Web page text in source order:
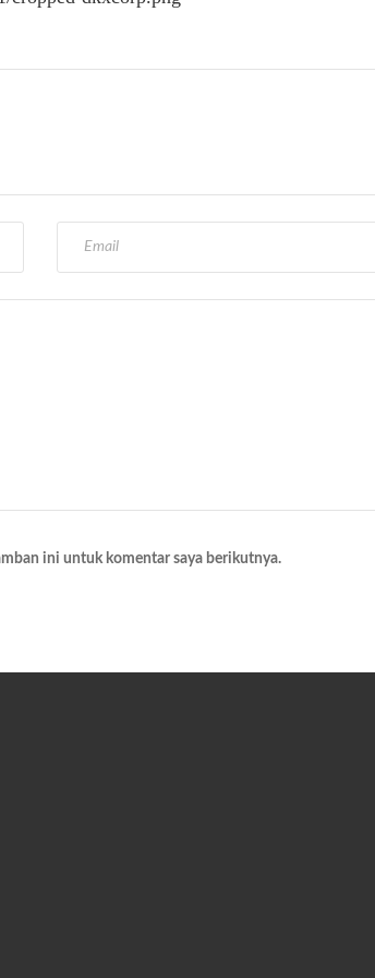
ini untuk komentar saya berikutnya.